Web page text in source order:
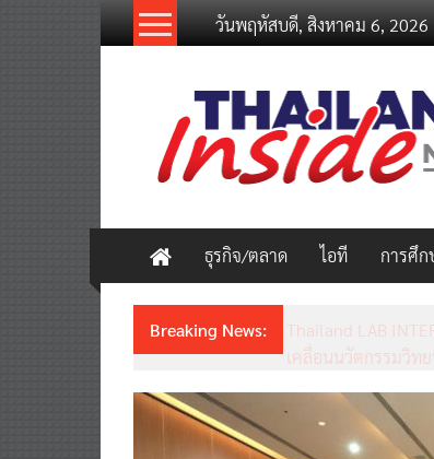
วันพฤหัสบดี, สิงหาคม 6, 2026
Thailand
Inside
New
ธุรกิจ/ตลาด ไอที การศึก
Breaking News:
อินฟอร์มา มาร์เก็ตส์
วงจร